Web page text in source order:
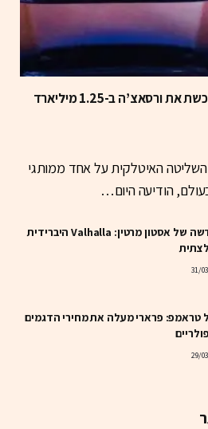
דרמה אופנתית: פראדה רוכשת את ורסאצ’ה ב-1.25 מיליארד
האיטלקית על אחד ממותגי
הודיעה היום…
החדשה של אסטון מרטין: Valhalla היברידית
31/
טראמפ: פרארי מעלה את מחירי הדגמים
29/